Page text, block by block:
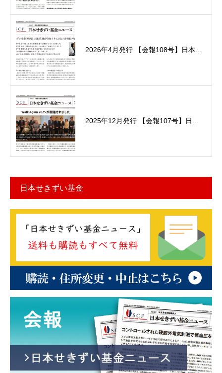
2026年4月発行 【会報108号】日本...
2025年12月発行 【会報107号】日...
日本せきずい基金